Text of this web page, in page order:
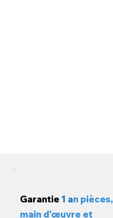
Garantie 1 an pièces,
main d'œuvre et